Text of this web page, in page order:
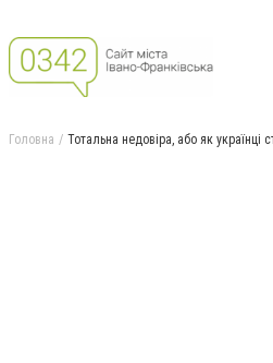
Головна Тотальна недовіра, або як українці